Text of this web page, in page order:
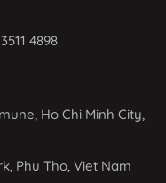
4898
Ho Chi Minh City,
Phu Tho, Viet Nam